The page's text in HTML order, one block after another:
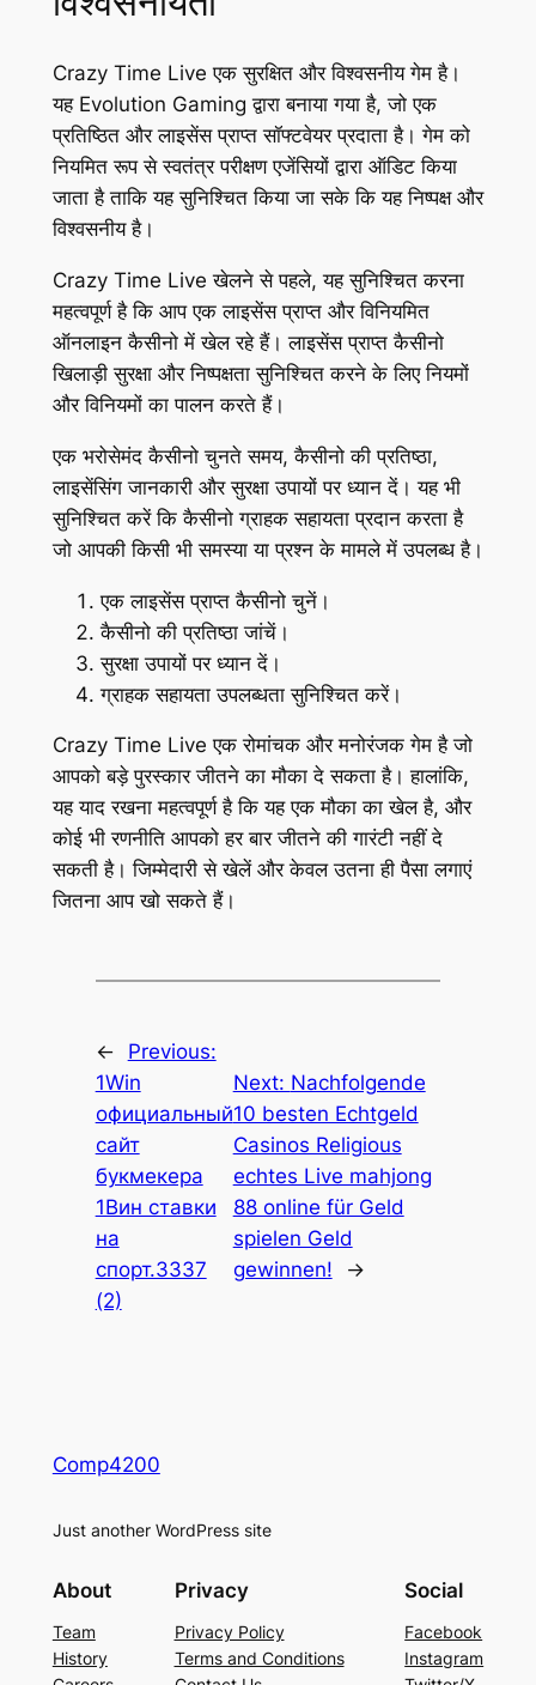
Crazy Time Live एक सुरक्षित और विश्वसनीय गेम है।
यह Evolution Gaming द्वारा बनाया गया है, जो एक
प्रतिष्ठित और लाइसेंस प्राप्त सॉफ्टवेयर प्रदाता है। गेम को
नियमित रूप से स्वतंत्र परीक्षण एजेंसियों द्वारा ऑडिट किया
जाता है ताकि यह सुनिश्चित किया जा सके कि यह निष्पक्ष और
विश्वसनीय है।
Crazy Time Live खेलने से पहले, यह सुनिश्चित करना
महत्वपूर्ण है कि आप एक लाइसेंस प्राप्त और विनियमित
ऑनलाइन कैसीनो में खेल रहे हैं। लाइसेंस प्राप्त कैसीनो
खिलाड़ी सुरक्षा और निष्पक्षता सुनिश्चित करने के लिए नियमों
और विनियमों का पालन करते हैं।
एक भरोसेमंद कैसीनो चुनते समय, कैसीनो की प्रतिष्ठा,
लाइसेंसिंग जानकारी और सुरक्षा उपायों पर ध्यान दें। यह भी
सुनिश्चित करें कि कैसीनो ग्राहक सहायता प्रदान करता है
जो आपकी किसी भी समस्या या प्रश्न के मामले में उपलब्ध है।
एक लाइसेंस प्राप्त कैसीनो चुनें।
कैसीनो की प्रतिष्ठा जांचें।
सुरक्षा उपायों पर ध्यान दें।
ग्राहक सहायता उपलब्धता सुनिश्चित करें।
Crazy Time Live एक रोमांचक और मनोरंजक गेम है जो
आपको बड़े पुरस्कार जीतने का मौका दे सकता है। हालांकि,
यह याद रखना महत्वपूर्ण है कि यह एक मौका का खेल है, और
कोई भी रणनीति आपको हर बार जीतने की गारंटी नहीं दे
सकती है। जिम्मेदारी से खेलें और केवल उतना ही पैसा लगाएं
जितना आप खो सकते हैं।
←
Previous:
1Win
официальный
сайт
букмекера
1Вин ставки
на
спорт.3337
(2)
Next: Nachfolgende
10 besten Echtgeld
Casinos Religious
echtes Live mahjong
88 online für Geld
spielen Geld
gewinnen!
→
Comp4200
Just another WordPress site
About
Team
History
Privacy
Privacy Policy
Terms and Conditions
Social
Facebook
Instagram